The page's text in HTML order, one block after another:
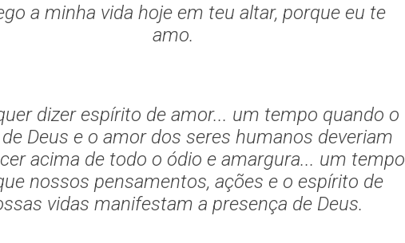
a minha vida hoje em teu altar, porque eu te
amo.
dizer espírito de amor... um tempo quando o
Deus e o amor dos seres humanos deveriam
acima de todo o ódio e amargura... um tempo
nossos pensamentos, ações e o espírito de
vidas manifestam a presença de Deus.